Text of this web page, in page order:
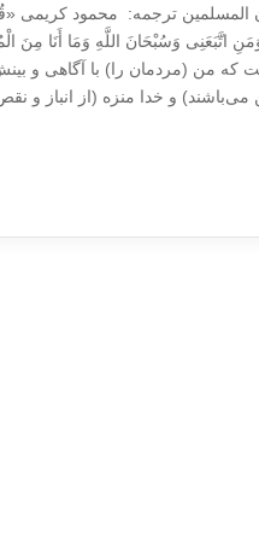
ترجمه: محمود کریمی
که من (مردمان را) با آگاهی و
می‌باشند) و خدا منزه (از انباز و